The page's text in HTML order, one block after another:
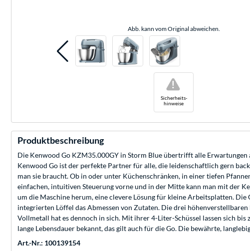
Abb. kann vom Original abweichen.
Sicherheits-
hinweise
!
Produktbeschreibung
Die Kenwood Go KZM35.000GY in Storm Blue übertrifft alle
Kenwood Go ist der perfekte Partner für alle, die leidenschaftlich gern
man sie braucht. Ob in oder unter Küchenschränken, in einer tiefen
einfachen, intuitiven Steuerung vorne und in der Mitte kann man mit der
um die Maschine herum, eine clevere Lösung für kleine Arbeitsplatten.
integrierten Löffel das Abmessen von Zutaten. Die drei
Vollmetall hat es dennoch in sich. Mit ihrer 4-Liter-Schüssel lassen sich
lange Lebensdauer bekannt, das gilt auch für die Go. Die bewährte,
Art.-Nr.: 100139154